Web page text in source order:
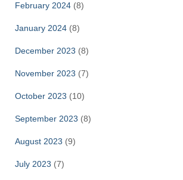
February 2024 (8)
January 2024 (8)
December 2023 (8)
November 2023 (7)
October 2023 (10)
September 2023 (8)
August 2023 (9)
July 2023 (7)